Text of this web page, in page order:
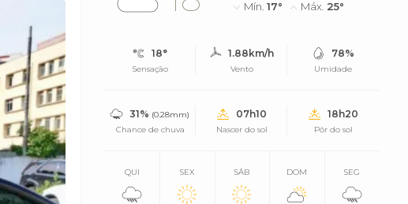
Mín.17° Máx. 25°
18°
Sensação
1.88km/h
Vento
78%
Umidade
31% (0.28mm)
Chance de chuva
07h10
Nascer do sol
18h20
Pôr do sol
QUI SEX SÁB DOM SEG